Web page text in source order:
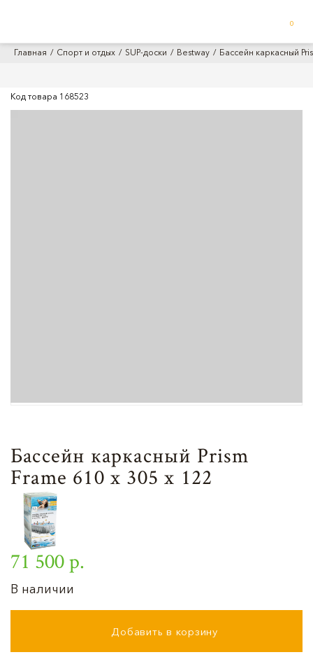
0
Главная Спорт и отдых SUP-доски Bestway Бассейн каркасный
Код товара 168523
Бассейн каркасный Prism
Frame 610 х 305 х 122
71 500 р.
В наличии
Добавить в корзину